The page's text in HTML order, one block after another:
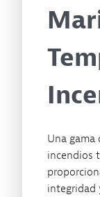
Una
incendios
integridad